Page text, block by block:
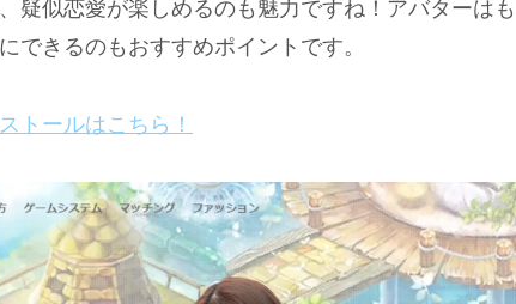
疑似恋愛が楽しめるのも魅力ですね！アバターはも
できるのもおすすめポイントです。
トールはこちら！